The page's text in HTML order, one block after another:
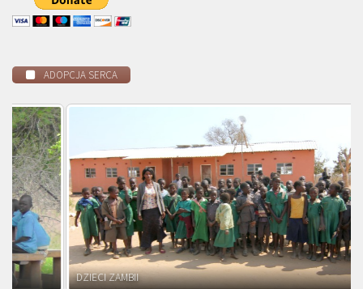
ADOPCJA SERCA
DZIECI ZAMBII